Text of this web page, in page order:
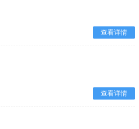
查看详情
查看详情